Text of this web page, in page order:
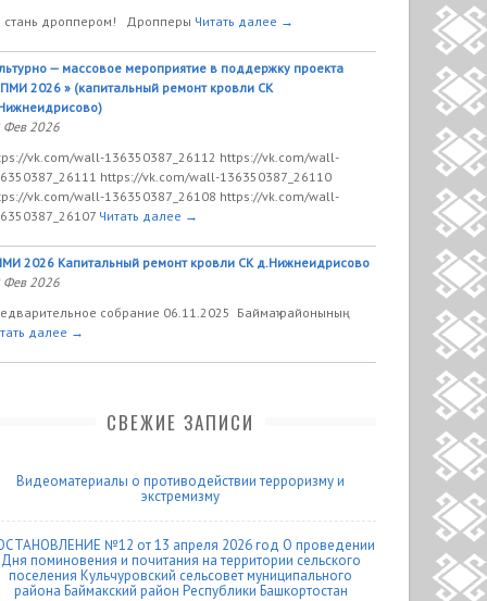
стань дроппером! Дропперы Читать далее →
— массовое мероприятие в поддержку проекта
2026 » (капитальный ремонт кровли СК
Фев 2026
vk.com/wall-136350387_26112 https://vk.com/wall-
https://vk.com/wall-136350387_26110
vk.com/wall-136350387_26108 https://vk.com/wall-
Читать далее →
2026 Капитальный ремонт кровли СК д.Нижнеидрисово
Фев 2026
собрание 06.11.2025 Баймаҡ районының
далее →
СВЕЖИЕ ЗАПИСИ
Видеоматериалы о противодействии терроризму и
экстремизму
№12 от 13 апреля 2026 год О проведении
Дня поминовения и почитания на территории сельского
поселения Кульчуровский сельсовет муниципального
района Баймакский район Республики Башкортостан